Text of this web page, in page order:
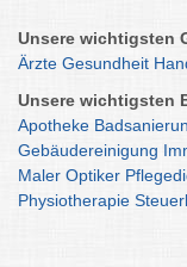
Unsere wichtigsten
Ärzte Gesundheit
Unsere wichtigsten
Apotheke
Gebäudereinigung
Maler Optiker
Physiotherapie